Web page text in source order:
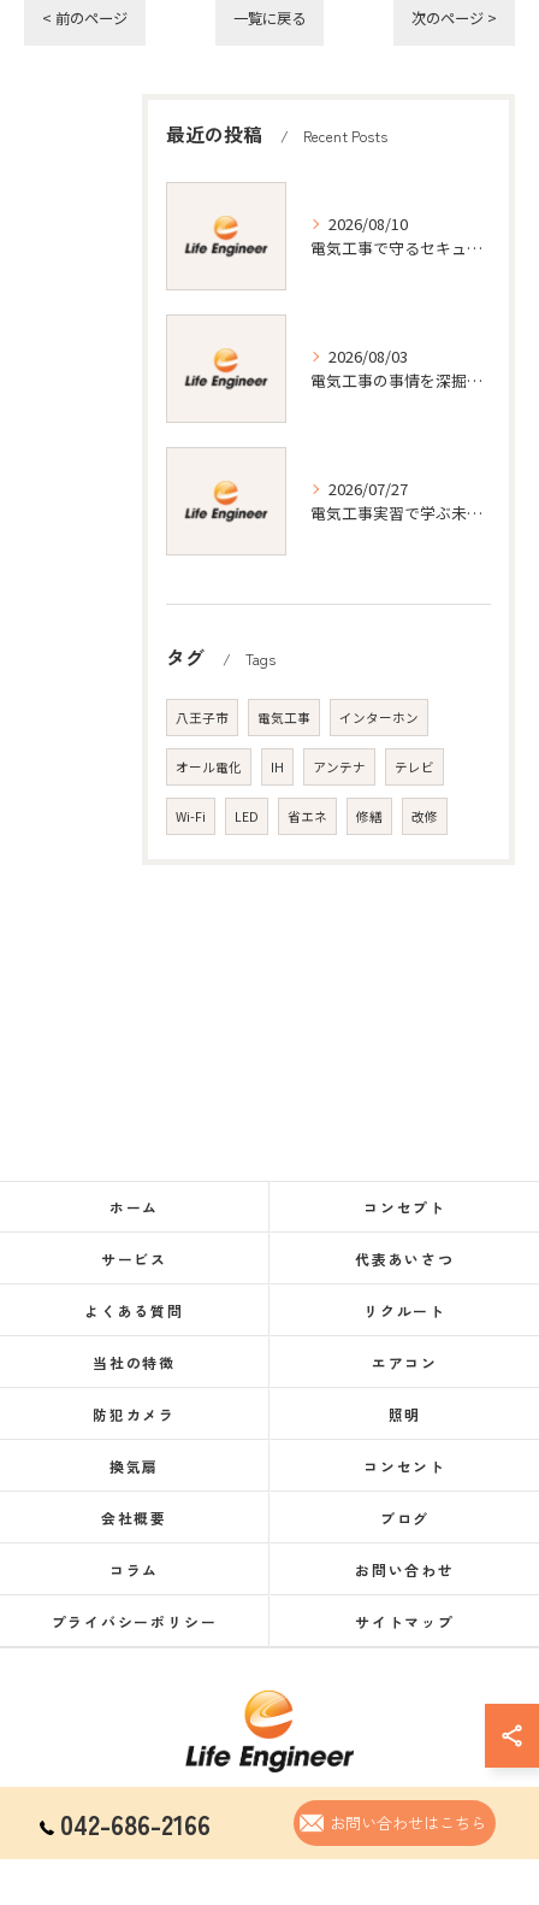
< 前のページ 一覧に戻る 次のページ >
最近の投稿 Recent Posts
2026/08/10
電気工事で守るセキュリティと安全対策の実践知識まとめ
2026/08/03
電気工事の事情を深掘り東京都江東区で業者選びやキャリアを成功させるポイント
2026/07/27
電気工事実習で学ぶ未経験者向け資格取得と仕事の現実徹底ガイド
タグ Tags
八王子市 電気工事 インターホン
オール電化 IH アンテナ テレビ
Wi-Fi LED 省エネ 修繕 改修
042-686-2166 お問い合わせはこちら
ホーム コンセプト
サービス 代表あいさつ
よくある質問 リクルート
当社の特徴 エアコン
防犯カメラ 照明
換気扇 コンセント
会社概要 ブログ
コラム お問い合わせ
プライバシーポリシー サイトマップ
© 2026 東京都八王子市の電気工事なら株式会社LifeEngineer ALL RIGHTS RESERVED.